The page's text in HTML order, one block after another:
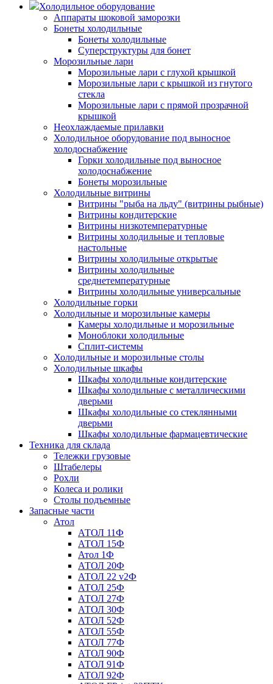
Холодильное оборудование
Аппараты шоковой заморозки
Бонеты холодильные
Бонеты холодильные
Суперструктуры для бонет
Морозильные лари
Морозильные лари с глухой крышкой
Морозильные лари с крышкой из гнутого
стекла
Морозильные лари с прямой прозрачной
крышкой
Неохлаждаемые прилавки
Холодильное оборудование под выносное
холодоснабжение
Горки холодильные под выносное
холодоснабжение
Бонеты морозильные
Холодильные витрины
Витрины "рыба на льду" (витрины рыбные)
Витрины кондитерские
Витрины низкотемпературные
Витрины холодильные и тепловые
настольные
Витрины холодильные открытые
Витрины холодильные
среднетемпературные
Витрины холодильные универсальные
Холодильные горки
Холодильные и морозильные камеры
Камеры холодильные и морозильные
Моноблоки холодильные
Сплит-системы
Холодильные и морозильные столы
Холодильные шкафы
Шкафы холодильные кондитерские
Шкафы холодильные с металлическими
дверьми
Шкафы холодильные со стеклянными
дверьми
Шкафы холодильные фармацевтические
Техника для склада
Тележки грузовые
Штабелеры
Рохли
Колеса и ролики
Столы подъемные
Запасные части
Атол
АТОЛ 11Ф
АТОЛ 15Ф
Атол 1Ф
АТОЛ 20Ф
АТОЛ 22 v2Ф
АТОЛ 25Ф
АТОЛ 27Ф
АТОЛ 30Ф
АТОЛ 52Ф
АТОЛ 55Ф
АТОЛ 77Ф
АТОЛ 90Ф
АТОЛ 91Ф
АТОЛ 92Ф